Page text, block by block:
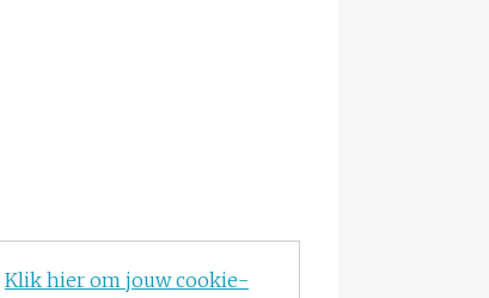
Klik hier om jouw cookie-